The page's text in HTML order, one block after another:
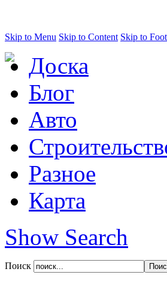
Skip to Menu Skip to Content Skip to
Доска
Блог
Авто
Разное
Карта
Show Search
Поиск